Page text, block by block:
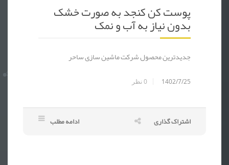
پوست کن کنجد به صورت خشک
بدون نیاز به آب و نمک
جدیدترین محصول شرکت ماشین سازی ساحر
1402/7/25
0نظر
ادامه مطلب اشتراک گذاری